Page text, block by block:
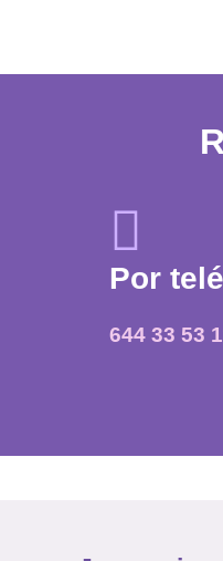
Por
644 33 53